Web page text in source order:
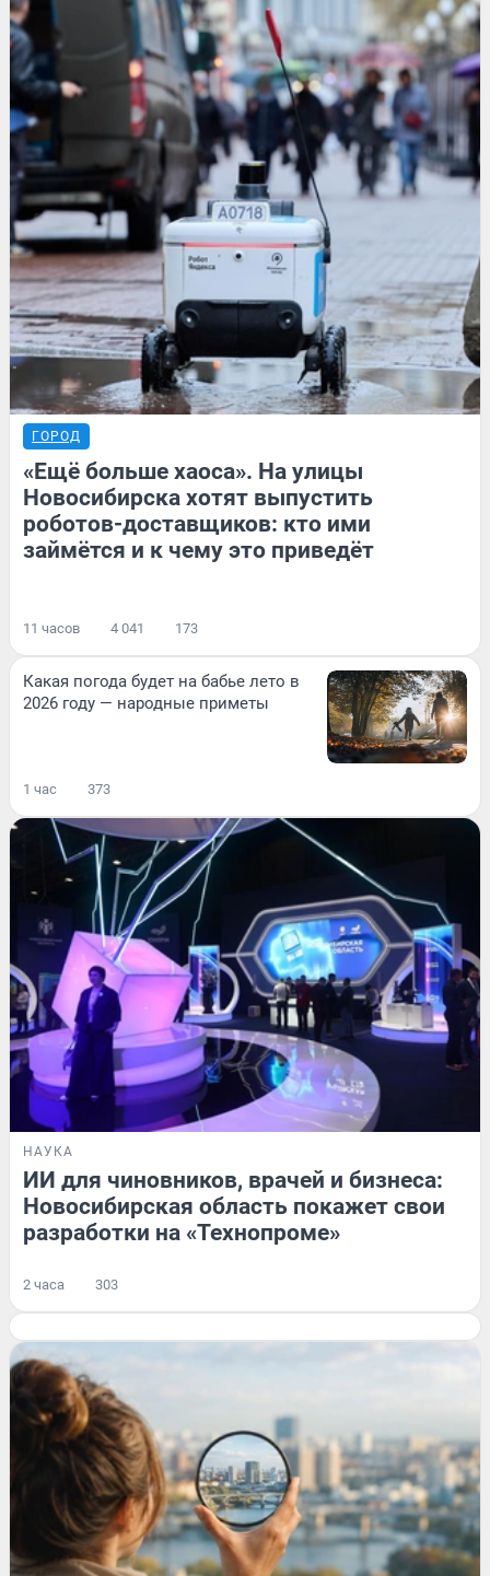
ГОРОД
«Ещё больше хаоса». На улицы
Новосибирска хотят выпустить
роботов-доставщиков: кто ими
займётся и к чему это приведёт
11 часов 4 041 173
Какая погода будет на бабье лето в
2026 году — народные приметы
1 час 373
НАУКА
ИИ для чиновников, врачей и бизнеса:
Новосибирская область покажет свои
разработки на «Технопроме»
2 часа 303